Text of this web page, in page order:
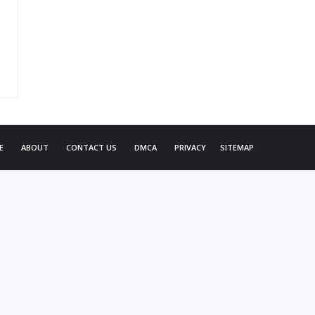
ABOUT CONTACT US DMCA PRIVACY SITEMAP